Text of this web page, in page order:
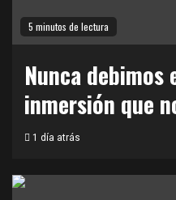
5 minutos de lectura
Nunca debimos
inmersión que
1 día atrás